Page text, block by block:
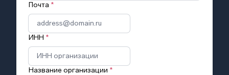
Почта *
ИНН *
Название организации *